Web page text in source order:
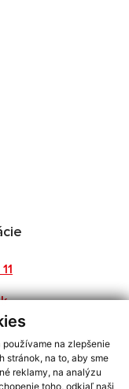
na zlepšenie
stránok, na to, aby sme
reklamy, na analýzu
toho, odkiaľ naši
s využitím RSS